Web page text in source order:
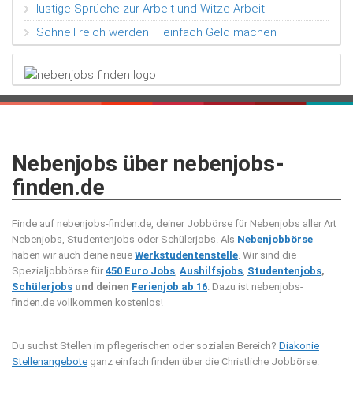
lustige Sprüche zur Arbeit und Witze Arbeit
Schnell reich werden – einfach Geld machen
Nebenjobs über nebenjobs-
finden.de
Finde auf nebenjobs-finden.de, deiner Jobbörse für Nebenjobs aller Art
Nebenjobs, Studentenjobs oder Schülerjobs. Als Nebenjobbörse
haben wir auch deine neue Werkstudentenstelle. Wir sind die
Spezialjobbörse für 450 Euro Jobs, Aushilfsjobs, Studentenjobs,
Schülerjobs und deinen Ferienjob ab 16. Dazu ist nebenjobs-
finden.de vollkommen kostenlos!
Du suchst Stellen im pflegerischen oder sozialen Bereich? Diakonie
Stellenangebote ganz einfach finden über die Christliche Jobbörse.